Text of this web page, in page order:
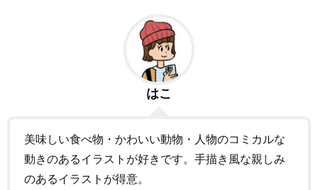
はこ
美味しい食べ物・かわいい動物・人物のコミカルな
動きのあるイラストが好きです。手描き風な親しみ
のあるイラストが得意。